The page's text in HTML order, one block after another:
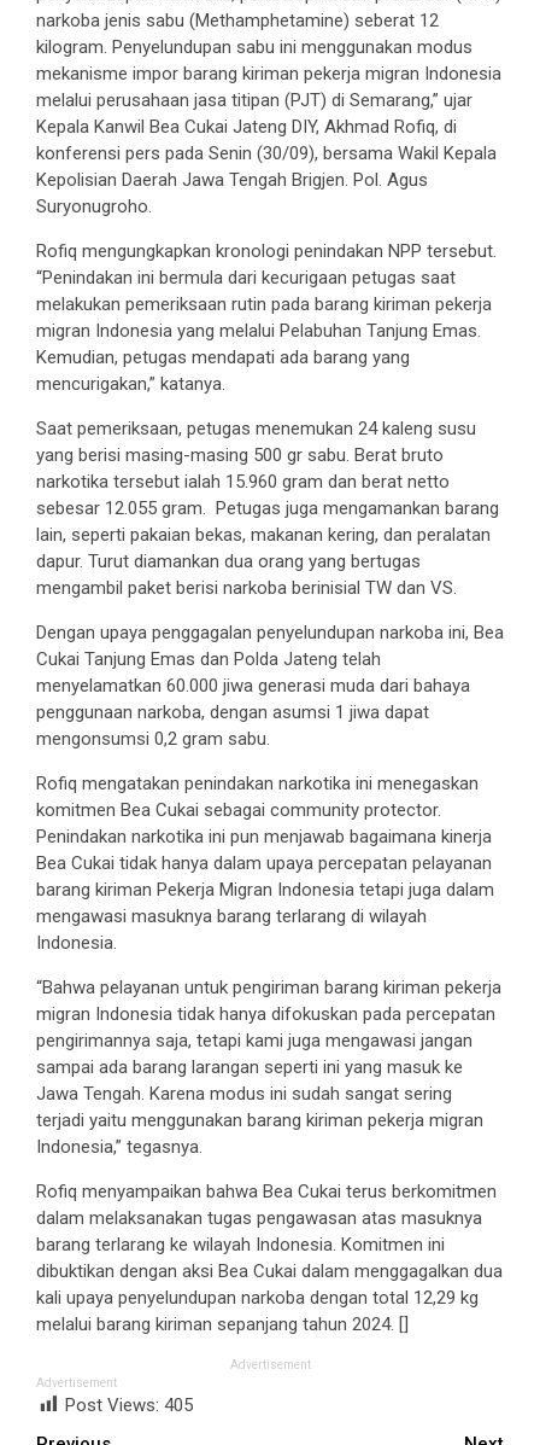
narkoba jenis sabu (Methamphetamine) seberat 12
kilogram. Penyelundupan sabu ini menggunakan modus
mekanisme impor barang kiriman pekerja migran Indonesia
melalui perusahaan jasa titipan (PJT) di Semarang,” ujar
Kepala Kanwil Bea Cukai Jateng DIY, Akhmad Rofiq, di
konferensi pers pada Senin (30/09), bersama Wakil Kepala
Kepolisian Daerah Jawa Tengah Brigjen. Pol. Agus
Suryonugroho.
Rofiq mengungkapkan kronologi penindakan NPP tersebut.
“Penindakan ini bermula dari kecurigaan petugas saat
melakukan pemeriksaan rutin pada barang kiriman pekerja
migran Indonesia yang melalui Pelabuhan Tanjung Emas.
Kemudian, petugas mendapati ada barang yang
mencurigakan,” katanya.
Saat pemeriksaan, petugas menemukan 24 kaleng susu
yang berisi masing-masing 500 gr sabu. Berat bruto
narkotika tersebut ialah 15.960 gram dan berat netto
sebesar 12.055 gram. Petugas juga mengamankan barang
lain, seperti pakaian bekas, makanan kering, dan peralatan
dapur. Turut diamankan dua orang yang bertugas
mengambil paket berisi narkoba berinisial TW dan VS.
Dengan upaya penggagalan penyelundupan narkoba ini, Bea
Cukai Tanjung Emas dan Polda Jateng telah
menyelamatkan 60.000 jiwa generasi muda dari bahaya
penggunaan narkoba, dengan asumsi 1 jiwa dapat
mengonsumsi 0,2 gram sabu.
Rofiq mengatakan penindakan narkotika ini menegaskan
komitmen Bea Cukai sebagai community protector.
Penindakan narkotika ini pun menjawab bagaimana kinerja
Bea Cukai tidak hanya dalam upaya percepatan pelayanan
barang kiriman Pekerja Migran Indonesia tetapi juga dalam
mengawasi masuknya barang terlarang di wilayah
Indonesia.
“Bahwa pelayanan untuk pengiriman barang kiriman pekerja
migran Indonesia tidak hanya difokuskan pada percepatan
pengirimannya saja, tetapi kami juga mengawasi jangan
sampai ada barang larangan seperti ini yang masuk ke
Jawa Tengah. Karena modus ini sudah sangat sering
terjadi yaitu menggunakan barang kiriman pekerja migran
Indonesia,” tegasnya.
Rofiq menyampaikan bahwa Bea Cukai terus berkomitmen
dalam melaksanakan tugas pengawasan atas masuknya
barang terlarang ke wilayah Indonesia. Komitmen ini
dibuktikan dengan aksi Bea Cukai dalam menggagalkan dua
kali upaya penyelundupan narkoba dengan total 12,29 kg
melalui barang kiriman sepanjang tahun 2024. []
Advertisement
Advertisement
Post Views: 405